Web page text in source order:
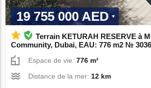
19 755 000 AED
Terrain KETURAH RESERVE à
Community, Dubai, EAU: 776 m2 №
Espace de vie:776 m²
Distance de la mer:12 km